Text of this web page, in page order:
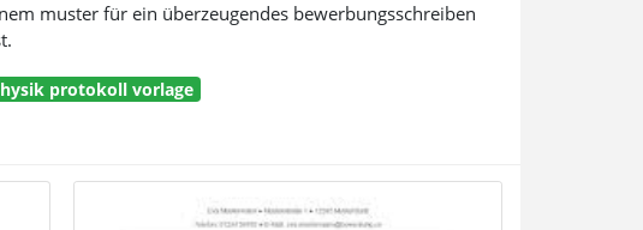
muster für ein überzeugendes bewerbungsschreiben
protokoll vorlage